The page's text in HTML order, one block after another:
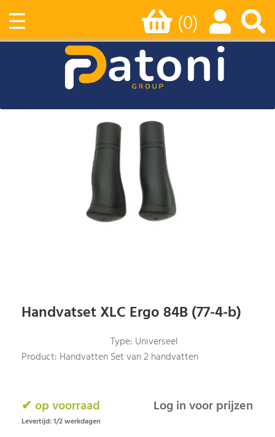
☰ (0)
Handvatset XLC Ergo 84B (77-4-b)
Product: Handvatten
Type: Universeel
Set van 2 handvatten
✔ op voorraad
Levertijd: 1/2 werkdagen
Log in voor prijzen